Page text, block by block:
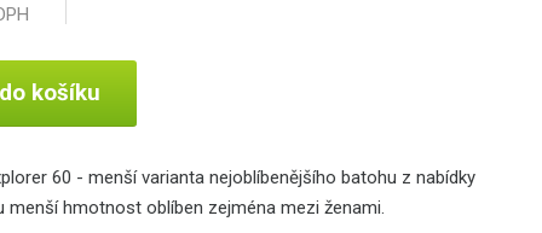
košíku
60 - menší varianta nejoblíbenějšího batohu z nabídky
menší hmotnost oblíben zejména mezi ženami.